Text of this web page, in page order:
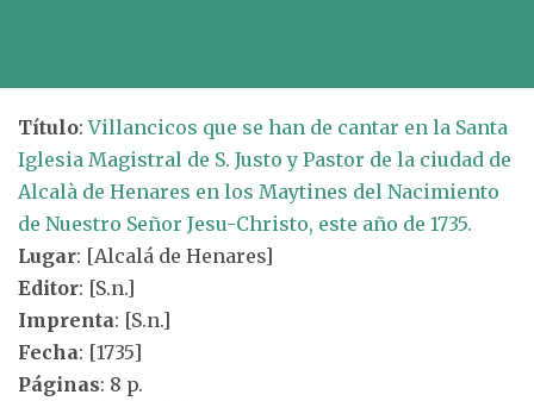
Título:Villancicos que se han de cantar en la Santa
Iglesia Magistral de S. Justo y Pastor de la ciudad de
Alcalà de Henares en los Maytines del Nacimiento
de Nuestro Señor Jesu-Christo, este año de 1735.
Lugar: [Alcalá de Henares]
Editor: [S.n.]
Imprenta: [S.n.]
Fecha: [1735]
Páginas: 8 p.